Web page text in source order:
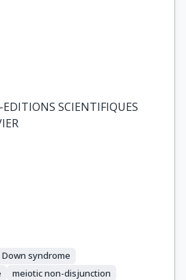
EDITIONS SCIENTIFIQUES
Down syndrome
meiotic non-disjunction